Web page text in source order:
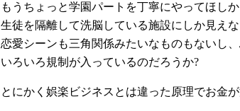
もうちょっと学園パートを丁寧にやってほし
生徒を隔離して洗脳している施設にしか見えな
恋愛シーンも三角関係みたいなものもないし
いろいろ規制が入っているのだろうか?
とにかく娯楽ビジネスとは違った原理でお金